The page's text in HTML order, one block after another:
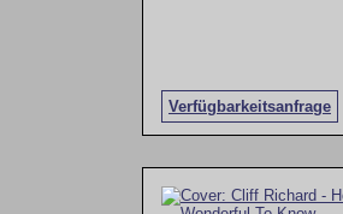
Verfügbarkeitsanfrage